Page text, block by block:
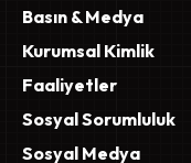
Basın & Medya
Kurumsal Kimlik
Faaliyetler
Sosyal Sorumluluk
Sosyal Medya